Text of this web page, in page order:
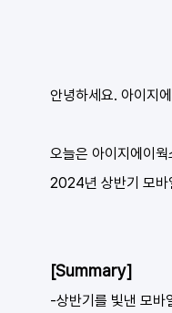
안녕하세요. 아이지
오늘은 아이지에이
2024년 상반기 모바
[Summary]
-상반기를 빛낸 모바